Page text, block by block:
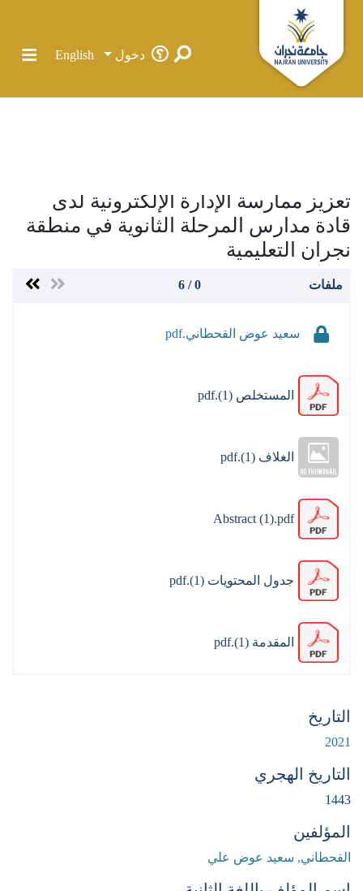
دخول English
المجتمعات والحاويات
الإحصائيات
تعزيز ممارسة الإدارة الإلكترونية لدى
قادة مدارس المرحلة الثانوية في منطقة
نجران التعليمية
ملفات 0 / 6
سعيد عوض القحطاني.pdf
المستخلص (1).pdf
الغلاف (1).pdf
Abstract (1).pdf
جدول المحتويات (1).pdf
المقدمة (1).pdf
التاريخ
2021
التاريخ الهجري
1443
المؤلفين
القحطاني, سعيد عوض علي